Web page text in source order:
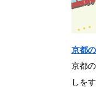
京都
京都
しを